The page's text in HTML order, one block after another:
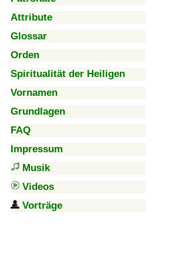
Attribute
Glossar
Orden
Spiritualität der Heiligen
Vornamen
Grundlagen
FAQ
Impressum
Musik
Videos
Vorträge